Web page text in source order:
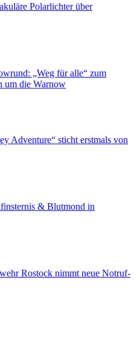
Polarlichter über
„Weg für alle“ zum
um die Warnow
Adventure“ sticht erstmals von
& Blutmond in
Rostock nimmt neue Notruf-